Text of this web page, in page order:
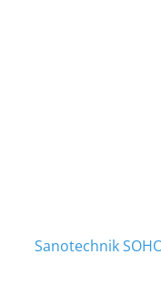
Sanotechnik